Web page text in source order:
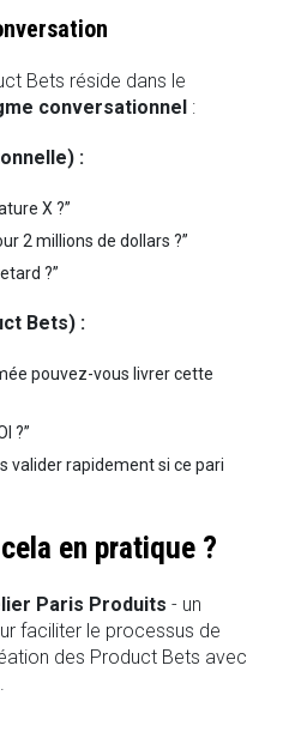
Bets réside dans le
conversationnel :
:
X ?”
2 millions de dollars ?”
?”
Bets) :
pouvez-vous livrer cette
?”
valider rapidement si ce pari
en pratique ?
Paris Produits - un
faciliter le processus de
des Product Bets avec